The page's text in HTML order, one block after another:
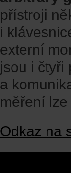
přístroji
i
externí
jsou i čtyři
a
měření
Odkaz na